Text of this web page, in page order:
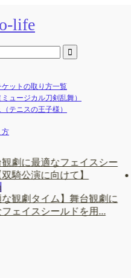
life
ケットの取り方一覧
ュージカル刀剣乱舞）
テニスの王子様）
方
な観劇タイム】舞台観劇に
ェイスシールドを用...